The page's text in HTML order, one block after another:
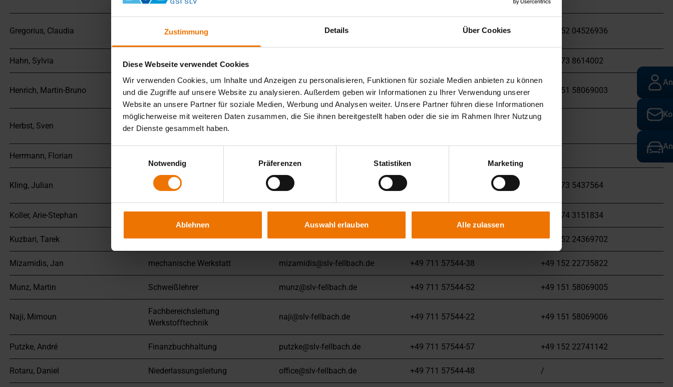
Zustimmung Details Über Cookies
Diese Webseite verwendet Cookies
Wir verwenden Cookies, um Inhalte und Anzeigen zu personalisieren, Funktionen für soziale Medien anbieten zu können
und die Zugriffe auf unsere Website zu analysieren. Außerdem geben wir Informationen zu Ihrer Verwendung unserer
Website an unsere Partner für soziale Medien, Werbung und Analysen weiter. Unsere Partner führen diese Informationen
möglicherweise mit weiteren Daten zusammen, die Sie ihnen bereitgestellt haben oder die sie im Rahmen Ihrer Nutzung
der Dienste gesammelt haben.
Notwendig
Präferenzen Statistiken Marketing
Ablehnen Auswahl erlauben Alle zulassen
Gregorius, Claudia
Qualitätssicherung
gregorius@slv-fellbach.de +49 711 57544-31 +49 152 04526936
Hahn, Sylvia Sachbearbeitung CFP +49 173 8614002
Henrich, Martin-Bruno
Teamleitung Praktische
Ausbildung
henrich@slv-fellbach.de +49 711 57544-37 +49 151 58069003
Herbst, Sven
Sachbearbeitung Aus- &
Weiterbildung
Herrmann, Florian
Kling, Julian
Fachbereichsleitung Aus- &
Weiterbildung
kling@slv-fellbach.de +49 173 5437564
Koller, Arie-Stephan +49 711 57544-23 +49 174 3151834
Kuzbari, Tarek Schweißlehrer kuzbari@slv-fellbach.de +49 711 57544-54 +49 152 24369702
Mizamidis, Jan mechanische Werkstatt mizamidis@slv-fellbach.de +49 711 57544-38 +49 152 22735822
Munz, Martin Schweißlehrer munz@slv-fellbach.de +49 711 57544-52 +49 151 58069005
Naji, Mimoun
Fachbereichsleitung
Werkstofftechnik
naji@slv-fellbach.de +49 711 57544-22 +49 151 58069006
Putzke, André Finanzbuchhaltung putzke@slv-fellbach.de +49 711 57544-57 +49 152 22741142
Rotaru, Daniel Niederlassungsleitung office@slv-fellbach.de +49 711 57544-48 /